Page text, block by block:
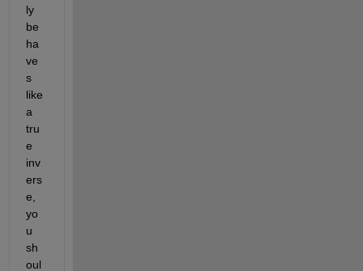
ly
be
ha
ve
s
like
a
tru
e
inv
ers
e,
yo
u
sh
oul